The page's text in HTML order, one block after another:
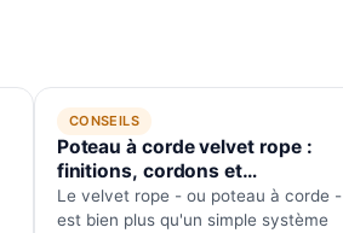
CONSEILS
Poteau à corde velvet rope :
finitions, cordons et
associations prestige
Le velvet rope - ou poteau à corde -
est bien plus qu'un simple système